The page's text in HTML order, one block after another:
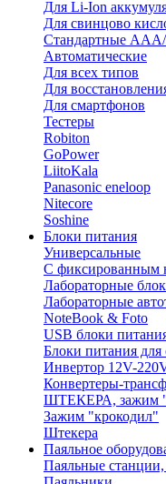
Для Li-Ion
Для свинцово
Стандартные
Автоматические
Для всех типов
Для
Для смартфонов
Тестеры
Robiton
GoPower
LiitoKala
Panasonic eneloop
Nitecore
Soshine
Блоки питания
Универсальные
C фиксированным
Лабораторные
Лабораторные
NoteBook & Foto
USB блоки
Блоки питания для
Инвертор 12V-
Конвертеры-
ШТЕКЕРА, зажим
Зажим "крокодил"
Штекера
Паяльное
Паяльные